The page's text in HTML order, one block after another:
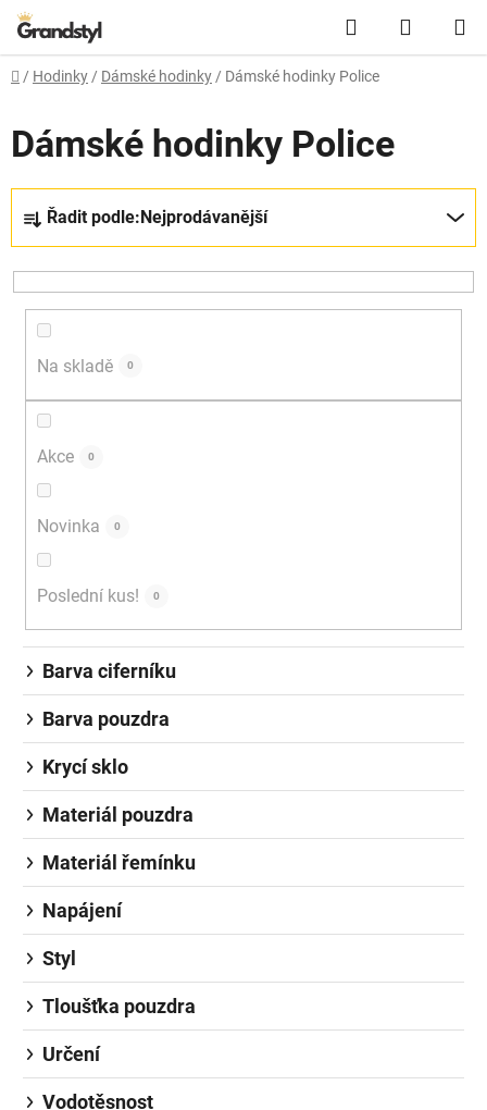
Přejít na obsah Hledat
Domů
/ Hodinky / Dámské hodinky / Dámské hodinky Police
Dámské hodinky Police
Řazení produktů
Řadit podle: Nejprodávanější
Na skladě 0
Akce 0
Novinka 0
Poslední kus! 0
Barva ciferníku
Barva pouzdra
Krycí sklo
Materiál pouzdra
Materiál řemínku
Napájení
Styl
Tloušťka pouzdra
Určení
Vodotěsnost